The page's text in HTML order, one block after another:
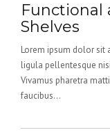
Functional
Shelves
Lorem ipsum dolor sit
ligula pellentesque
Vivamus pharetra
faucibus...